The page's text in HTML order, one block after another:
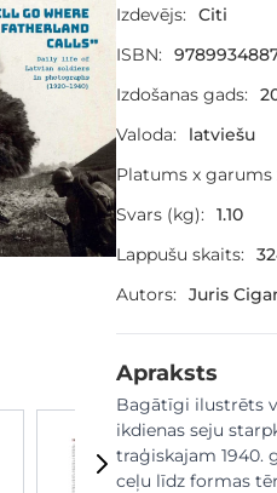
larger imageView larger image
View
Izdevējs:
Citi
ISBN:
Izdošanas gads:
Valoda:
latviešu
Platums x
Svars (kg):
1.10
Lappušu skaits:
Autors:
Juris
Apraksts
Bagātīgi ilustrēts
ikdienas seju
traģiskajam 1940.
ceļu līdz formas